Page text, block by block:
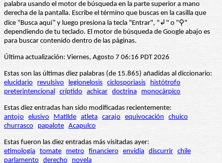
palabra usando el motor de búsqueda en la parte superior a mano
derecha de la pantalla. Escribe el término que buscas en la casilla que
dice “Busca aquí” y luego presiona la tecla "Entrar", "↲" o "⚲"
dependiendo de tu teclado. El motor de búsqueda de Google abajo es
para buscar contenido dentro de las páginas.
Última actualización: Viernes, Agosto 7 06:16 PDT 2026
Estas son las últimas diez palabras (de 15.865) añadidas al diccionario:
elucidario
revulsivo legionelosis ciclosporiasis
histótrofo
preterintencional críptido achicar doctrina monocárpico
Estas diez entradas han sido modificadas recientemente:
antojo elusivo Matilde atleta carajo equivocación
chuico
churrasco
papalote Acapulco
Estas fueron las diez entradas más visitadas ayer:
etimología tomate metro financiero envidia discurrir chile
parlamento derecho novela